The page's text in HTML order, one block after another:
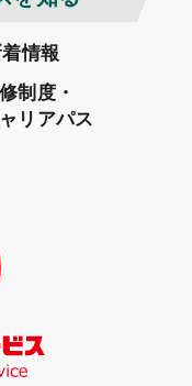
制度・
リアパス
情報